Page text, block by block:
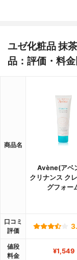
ユゼ化粧品 抹
品：評価・料
商品名
Avène(アベ
クリナンス ク
グフォー
口コミ
評価
値段
料金
¥1,549